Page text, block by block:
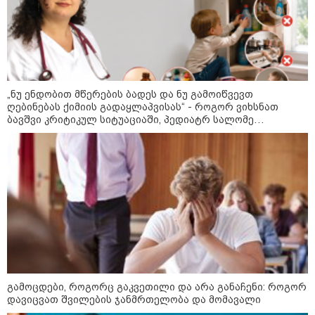
ფული ამ ზოდიაქოს ნიშნების
ხელში აღმოჩნდება: ვინ
გამდიდრდება?
როგორ ჩავიცვათ 40 წლის
შემდეგ: მილიონერების
სტილისტის 8 ოქროს წესი და
აუცილებელი სამოსი
მსოფლიო
„ნუ ენდობით მწერების ბადეს და ნუ გამოიწვევთ
ღებინებას ქიმიის გადაყლაპვისას“ - როგორ ვიხსნათ
ბავშვი კრიტიკულ სიტუაციაში, პედიატრ სალომე
ახვლედიანის რჩევები
გამოცდები, როგორც გაკვეთილი და არა განაჩენი: როგორ
დავიცვათ შვილების ჯანმრთელობა და მომავალი